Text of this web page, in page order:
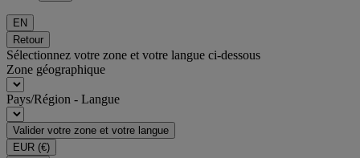
EN
Retour
Sélectionnez votre zone et votre langue ci-dessous
Zone géographique
Pays/Région - Langue
Valider votre zone et votre langue
EUR (€)